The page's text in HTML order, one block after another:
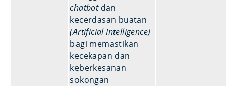
chatbotdan
kecerdasan buatan
(Artificial Intelligence)
bagi memastikan
kecekapan dan
keberkesanan
sokongan